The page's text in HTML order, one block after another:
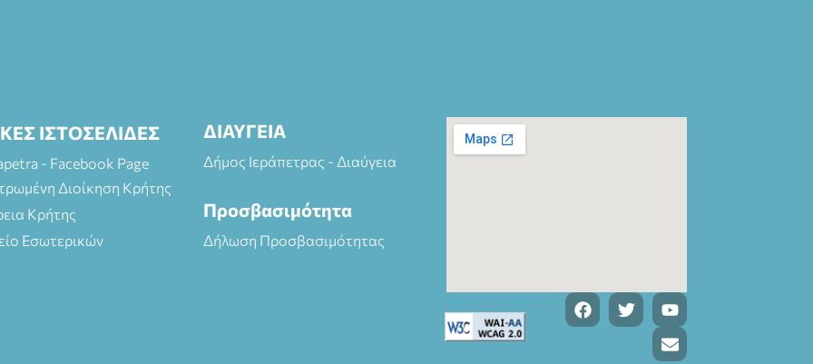
ΙΣΤΟΣΕΛΙΔΕΣ
- Facebook Page
Διοίκηση Κρήτης
Κρήτης
Εσωτερικών
ΔΙΑΥΓΕΙΑ
Δήμος Ιεράπετρας - Διαύγεια
Προσβασιμότητα
Δήλωση Προσβασιμότητας